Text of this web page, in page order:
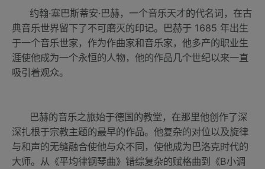
约翰·塞巴斯蒂安·巴赫，一个音乐天才的代名词，在古
典音乐世界留下了不可磨灭的印记。巴赫于 1685 年出生
于一个音乐世家，作为作曲家和音乐家，他多产的职业生
涯使他成为一个永恒的人物，他的作品几个世纪以来一直
吸引着观众。
巴赫的音乐之旅始于德国的教堂，在那里他创作了深
深扎根于宗教主题的最早的作品。他复杂的对位以及旋律
与和声的无缝融合使他与众不同，使他成为巴洛克时代的
大师。从《平均律钢琴曲》错综复杂的赋格曲到《B小调